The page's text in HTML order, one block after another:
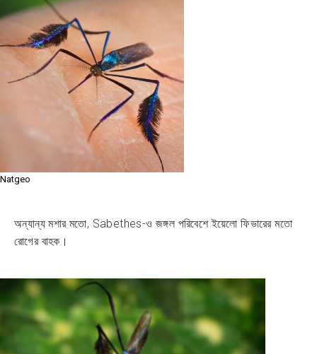
Natgeo
অন্যান্য মশার মতো, Sabethes-ও জঙ্গল পরিবেশে ইয়েলো ফিভারের মতো
রোগের বাহক।